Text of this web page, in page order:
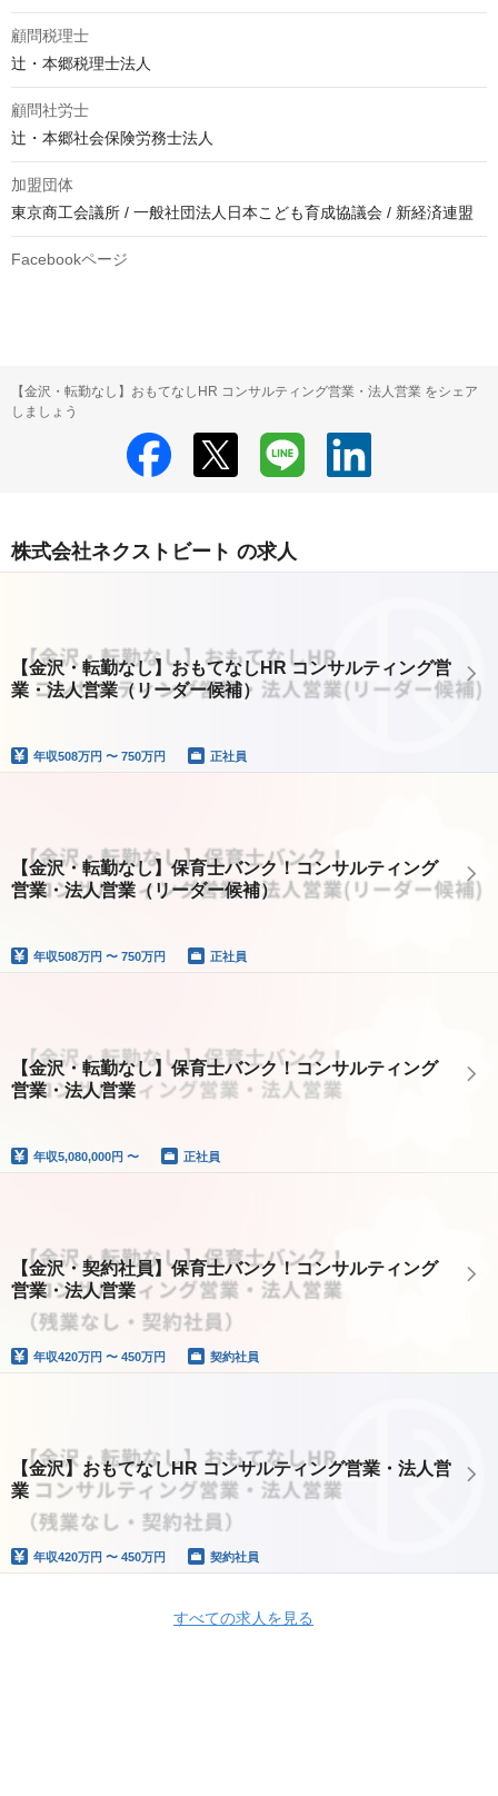
顧問税理士
辻・本郷税理士法人
顧問社労士
辻・本郷社会保険労務士法人
加盟団体
東京商工会議所 / 一般社団法人日本こども育成協議会 / 新経済連盟
Facebookページ
【金沢・転勤なし】おもてなしHR コンサルティング営業・法人営業 をシェア
しましょう
株式会社ネクストビート の求人
【金沢・転勤なし】おもてなしHR コンサルティング営
業・法人営業（リーダー候補）
年収508万円 〜 750万円 正社員
【金沢・転勤なし】保育士バンク！コンサルティング
営業・法人営業（リーダー候補）
年収508万円 〜 750万円 正社員
【金沢・転勤なし】保育士バンク！コンサルティング
営業・法人営業
年収5,080,000円 〜 正社員
【金沢・契約社員】保育士バンク！コンサルティング
営業・法人営業
年収420万円 〜 450万円 契約社員
【金沢】おもてなしHR コンサルティング営業・法人営
業
年収420万円 〜 450万円 契約社員
すべての求人を見る